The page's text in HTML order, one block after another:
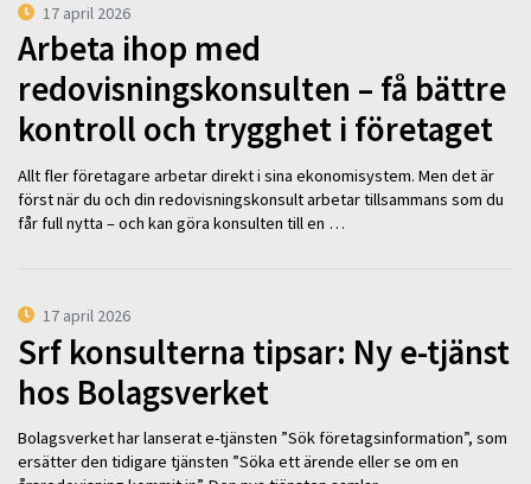
17 april 2026
Arbeta ihop med
redovisningskonsulten – få bättre
kontroll och trygghet i företaget
Allt fler företagare arbetar direkt i sina ekonomisystem. Men det är
först när du och din redovisningskonsult arbetar tillsammans som du
får full nytta – och kan göra konsulten till en …
17 april 2026
Srf konsulterna tipsar: Ny e-tjänst
hos Bolagsverket
Bolagsverket har lanserat e-tjänsten ”Sök företagsinformation”, som
ersätter den tidigare tjänsten ”Söka ett ärende eller se om en